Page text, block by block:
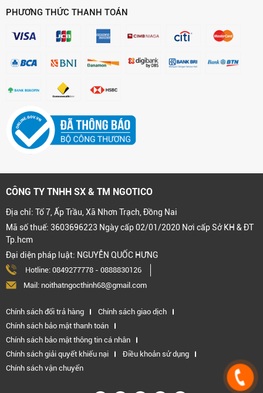
PHƯƠNG THỨC THANH TOÁN
CÔNG TY TNHH SX & TM NGOTICO
Địa chỉ: Tổ 7, Ấp Trầu, Xã Nhơn Trạch, Đồng Nai
Mã số thuế: 3603696223 Ngày cấp 02/01/2020 Nơi cấp Sở KH & ĐT
Tp.hcm
Đại diện pháp luật: NGUYỄN QUỐC HƯNG
Hotline: 0849277778 - 0888830126
Mail: noithatngocthinh68@gmail.com
Chính sách đổi trả hàng
Chính sách giao dịch
Chính sách bảo mật thanh toán
Chính sách bảo mật thông tin cá nhân
Chính sách giải quyết khiếu nại
Điều khoản sử dụng
Chính sách vận chuyển